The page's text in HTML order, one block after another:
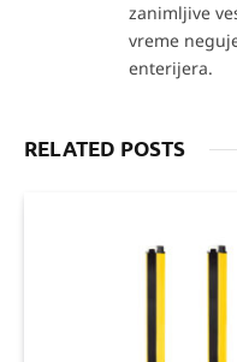
zanimljive
vreme
enterijera.
RELATED POSTS